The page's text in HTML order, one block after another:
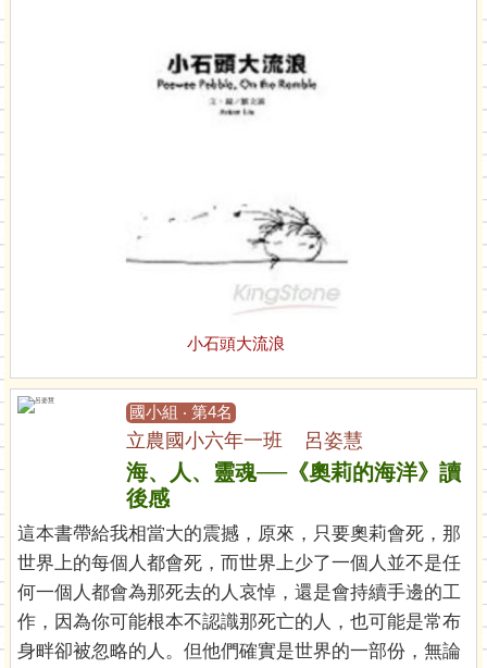
小石頭大流浪
國小組 ‧ 第4名
立農國小六年一班 呂姿慧
海、人、靈魂──《奧莉的海洋》讀
後感
這本書帶給我相當大的震撼，原來，只要奧莉會死，那
世界上的每個人都會死，而世界上少了一個人並不是任
何一個人都會為那死去的人哀悼，還是會持續手邊的工
作，因為你可能根本不認識那死亡的人，也可能是常布
身畔卻被忽略的人。但他們確實是世界的一部份，無論